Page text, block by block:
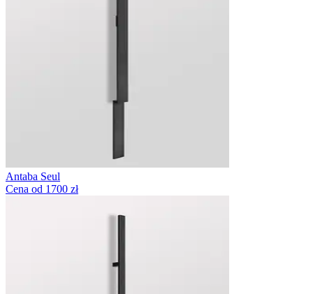
Antaba Seul
Cena od 1700 zł